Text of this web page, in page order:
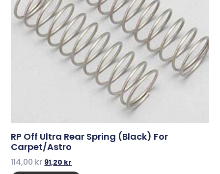
RP Off Ultra Rear Spring (Black) For
Carpet/Astro
114,00kr 91,20 kr